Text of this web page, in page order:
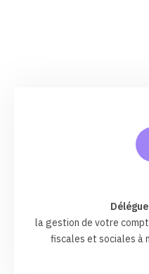
la gestion de votre
fiscales et sociales à